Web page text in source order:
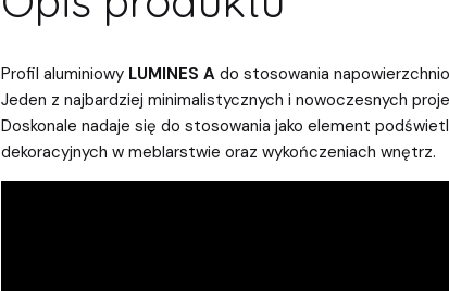
Profil aluminiowy LUMINES Ado stosowania
Jeden z najbardziej minimalistycznych i nowoczesnych
Doskonale nadaje się do stosowania jako element
dekoracyjnych w meblarstwie oraz wykończeniach wnętrz.